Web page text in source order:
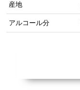
産地
アルコール分